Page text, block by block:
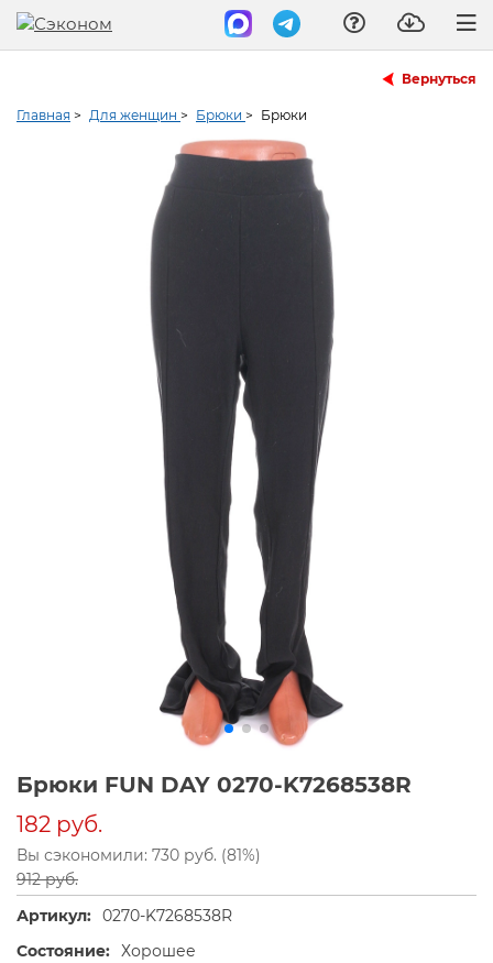
Вернуться
Главная > Для женщин > Брюки > Брюки
Брюки FUN DAY 0270-K7268538R
182 руб.
Вы сэкономили: 730 руб. (81%)
912 руб.
Артикул: 0270-K7268538R
Состояние: Хорошее